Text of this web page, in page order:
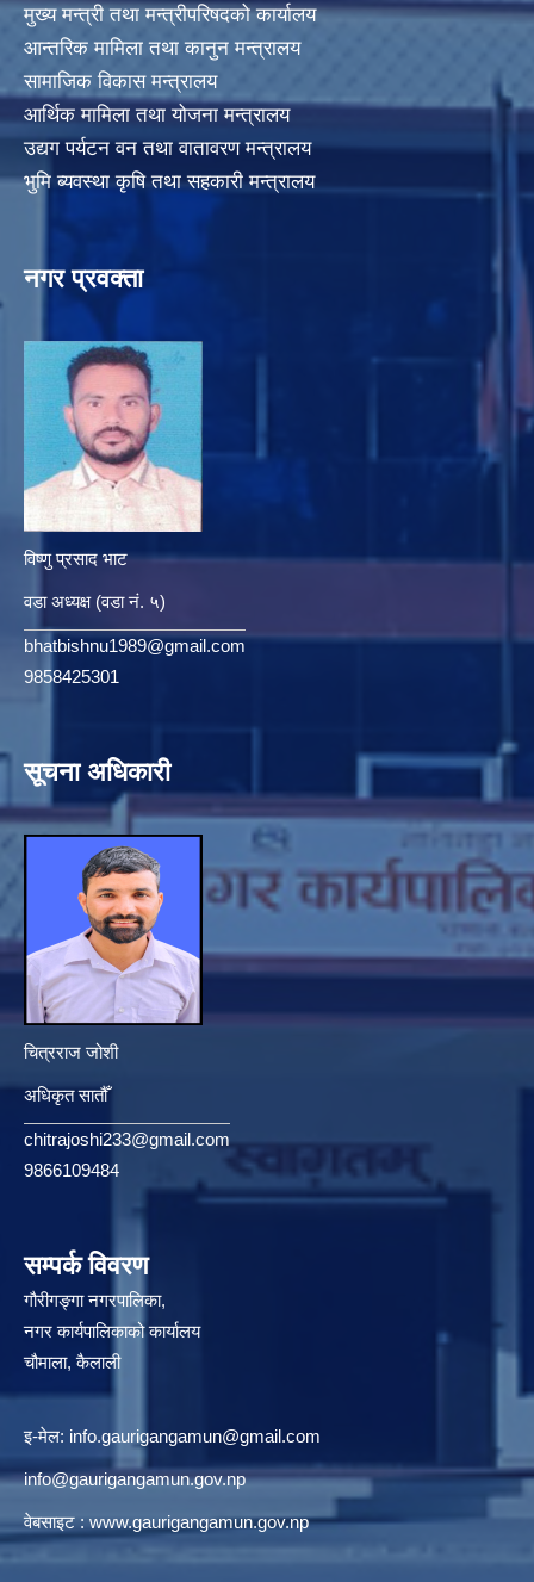
मुख्य मन्त्री तथा मन्त्रीपरिषदको कार्यालय
आन्तरिक मामिला तथा कानुन मन्त्रालय
सामाजिक विकास मन्त्रालय
आर्थिक मामिला तथा योजना मन्त्रालय
उद्यग पर्यटन वन तथा वातावरण मन्त्रालय
भुमि ब्यवस्था कृषि तथा सहकारी मन्त्रालय
नगर प्रवक्ता
विष्णु प्रसाद भाट
वडा अध्यक्ष (वडा नं. ५)
bhatbishnu1989@gmail.com
9858425301
सूचना अधिकारी
चित्रराज जोशी
अधिकृत सातौँ
chitrajoshi233@gmail.com
9866109484
सम्पर्क विवरण
गौरीगङ्गा नगरपालिका,
नगर कार्यपालिकाको कार्यालय
चौमाला, कैलाली
इ-मेल: info.gaurigangamun@gmail.com
info@gaurigangamun.gov.np
वेबसाइट :www.gaurigangamun.gov.np